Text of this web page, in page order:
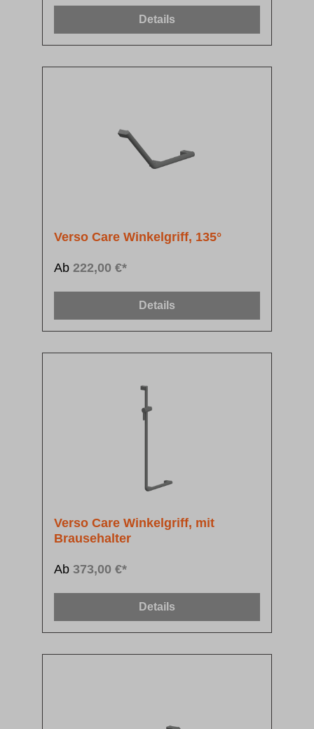
Details
Verso Care Winkelgriff, 135°
Ab 222,00 €*
Details
Verso Care Winkelgriff, mit
Brausehalter
Ab 373,00 €*
Details